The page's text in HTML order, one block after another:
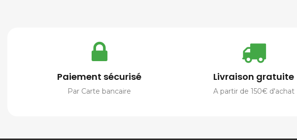
Paiement sécurisé
Par Carte bancaire
Livraison gratuite
A partir de 150€ d'achat